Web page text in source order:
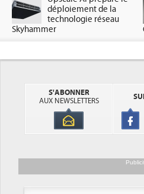
déploiement de la
technologie réseau
Skyhammer
S'ABONNER
AUX NEWSLETTERS